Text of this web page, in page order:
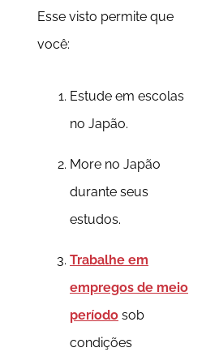
Esse visto permite que
você:
Estude em escolas
no Japão.
More no Japão
durante seus
estudos.
Trabalhe em
empregos de meio
período sob
condições